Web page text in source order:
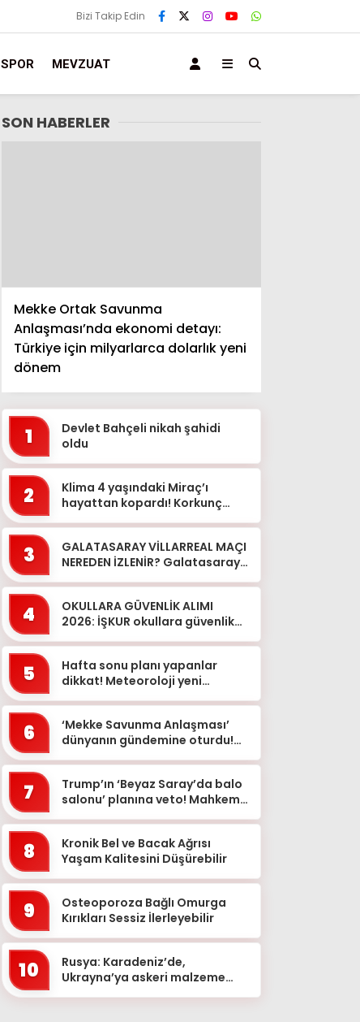
Bizi Takip Edin
SPOR MEVZUAT
SON HABERLER
Mekke Ortak Savunma
Anlaşması’nda ekonomi detayı:
Türkiye için milyarlarca dolarlık yeni
dönem
1
Devlet Bahçeli nikah şahidi
oldu
2
Klima 4 yaşındaki Miraç’ı
hayattan kopardı! Korkunç
3
GALATASARAY VİLLARREAL MAÇI
NEREDEN İZLENİR? Galatasaray
4
OKULLARA GÜVENLİK ALIMI
2026: İŞKUR okullara güvenlik
5
Hafta sonu planı yapanlar
dikkat! Meteoroloji yeni
6
‘Mekke Savunma Anlaşması’
dünyanın gündemine oturdu!
7
Trump’ın ‘Beyaz Saray’da balo
salonu’ planına veto! Mahkeme
8
Kronik Bel ve Bacak Ağrısı
Yaşam Kalitesini Düşürebilir
9
Osteoporoza Bağlı Omurga
Kırıkları Sessiz İlerleyebilir
10
Rusya: Karadeniz’de,
Ukrayna’ya askeri malzeme